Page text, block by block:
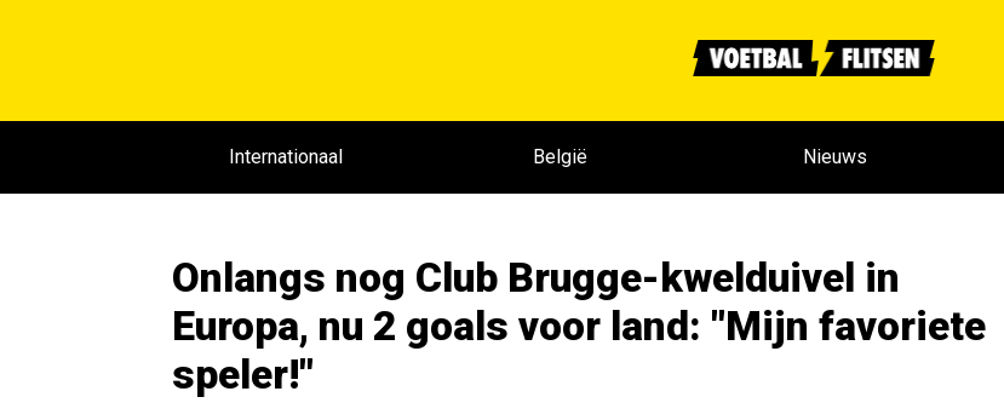
Internationaal België Nieuws
Onlangs nog Club Brugge-kwelduivel in
Europa, nu 2 goals voor land: "Mijn favoriete
speler!"